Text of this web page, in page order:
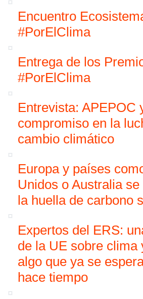
Encuentro
#PorElClima
Entrega de los
#PorElClima
Entrevista: APEPOC
compromiso en la
cambio climático
Europa y países
Unidos o Australia
la huella de carbono
Expertos del ERS:
de la UE sobre clima
algo que ya se
hace tiempo